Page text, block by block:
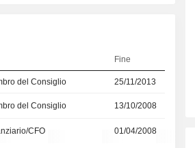
Fine
del Consiglio 25/11/2013
del Consiglio 13/10/2008
CFO
01/04/2008